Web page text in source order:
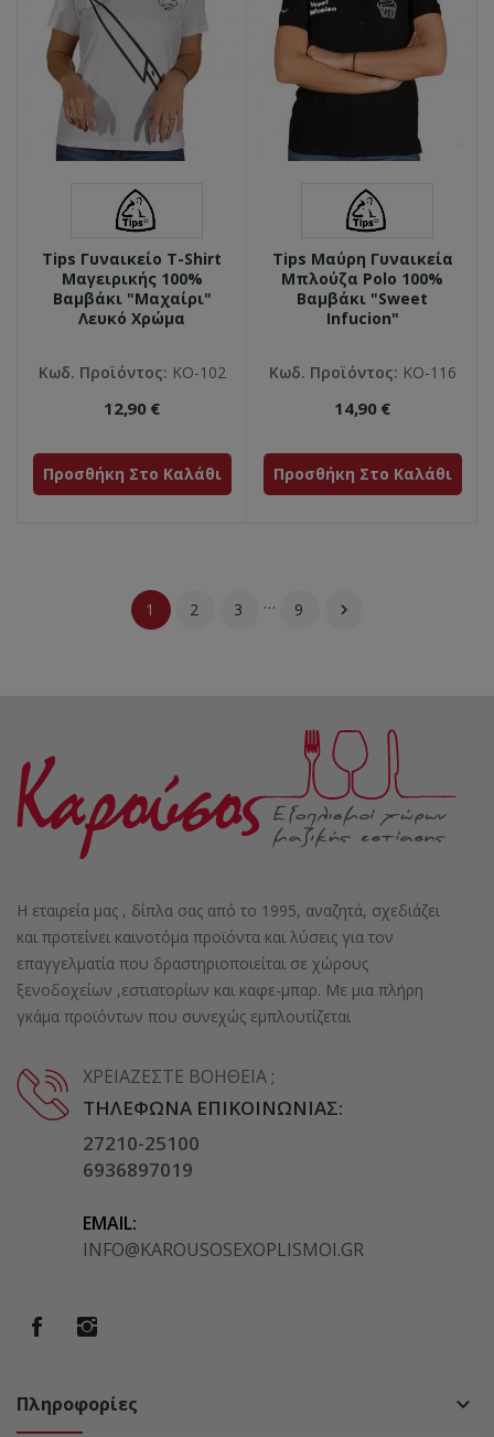
Tips Γυναικείο T-Shirt
Μαγειρικής 100%
Βαμβάκι "Μαχαίρι"
Λευκό Χρώμα
Κωδ. Προϊόντος: ΚΟ-102
12,90 €
Προσθήκη Στο Καλάθι
Tips Μαύρη Γυναικεία
Μπλούζα Polo 100%
Βαμβάκι "Sweet
Infucion"
Κωδ. Προϊόντος: ΚΟ-116
14,90 €
Προσθήκη Στο Καλάθι
1 2 3 … 9 
Η εταιρεία μας , δίπλα σας από το 1995, αναζητά, σχεδιάζει
και προτείνει καινοτόμα προϊόντα και λύσεις για τον
επαγγελματία που δραστηριοποιείται σε χώρους
ξενοδοχείων ,εστιατορίων και καφε-μπαρ. Με μια πλήρη
γκάμα προϊόντων που συνεχώς εμπλουτίζεται
ΧΡΕΙΆΖΕΣΤΕ ΒΟΉΘΕΙΑ ;
ΤΗΛΈΦΩΝΑ ΕΠΙΚΟΙΝΩΝΊΑΣ:
27210-25100
6936897019
EMAIL:
INFO@KAROUSOSEXOPLISMOI.GR
Πληροφορίες keyboard_arrow_down